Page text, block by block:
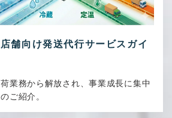
舗向け発送代行サービスガイ
業務から解放され、事業成長に集中
ご紹介。